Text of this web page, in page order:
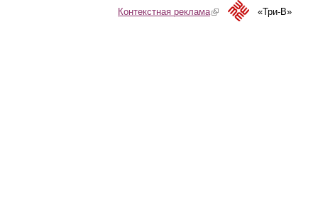
Контекстная реклама(link is external)«Три-В»